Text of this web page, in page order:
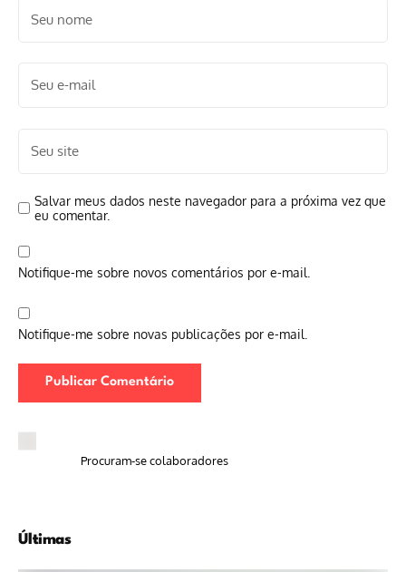
Salvar meus dados neste navegador para a próxima vez que
eu comentar.
Notifique-me sobre novos comentários por e-mail.
Notifique-me sobre novas publicações por e-mail.
Procuram-se colaboradores
Últimas